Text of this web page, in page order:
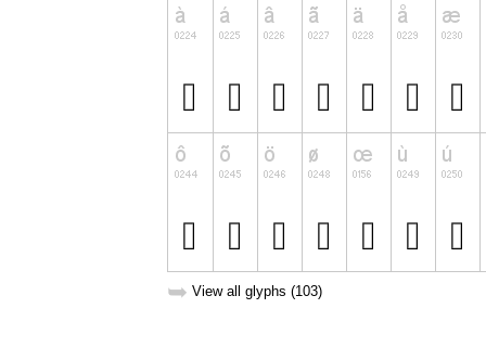
➥ View all glyphs (103)